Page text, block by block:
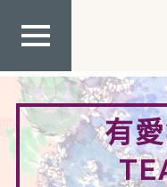
content
TOP
MEN
U
有